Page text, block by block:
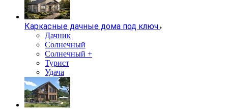
Каркасные дачные дома под ключ
Дачник
Солнечный
Солнечный +
Турист
Удача